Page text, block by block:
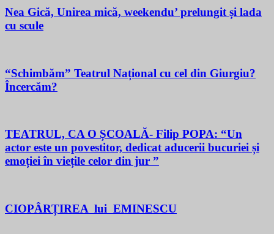
Nea Gică, Unirea mică, weekendu’ prelungit și lada
cu scule
“Schimbăm” Teatrul Național cu cel din Giurgiu?
Încercăm?
TEATRUL, CA O ȘCOALĂ- Filip POPA: “Un
actor este un povestitor, dedicat aducerii bucuriei și
emoției în viețile celor din jur ”
CIOPÂRȚIREA lui EMINESCU